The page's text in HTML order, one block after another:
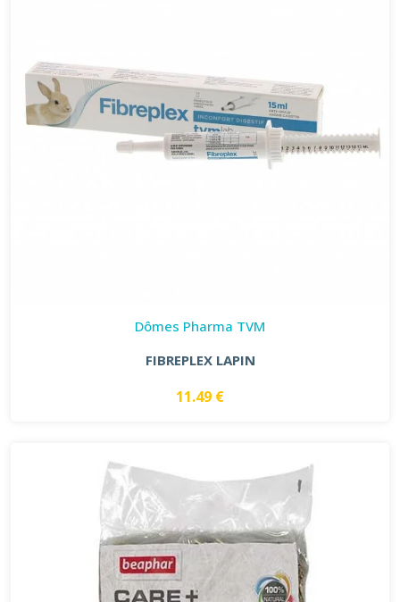
Dômes Pharma TVM
FIBREPLEX LAPIN
11.49 €